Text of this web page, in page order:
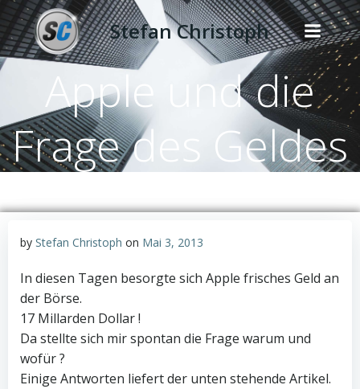
Zum
Inhalt
springen
Stefan Christoph
Apple und die
Frage des Geldes
by Stefan Christoph on Mai 3, 2013
In diesen Tagen besorgte sich Apple frisches Geld an
der Börse.
17 Millarden Dollar !
Da stellte sich mir spontan die Frage warum und
wofür ?
Einige Antworten liefert der unten stehende Artikel.